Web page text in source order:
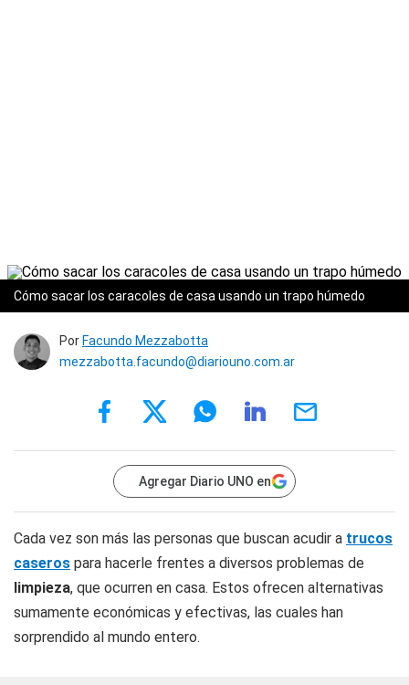
Cómo sacar los caracoles de casa usando un trapo húmedo
Por Facundo Mezzabotta
mezzabotta.facundo@diariouno.com.ar
Agregar Diario UNO en
Cada vez son más las personas que buscan acudir a trucos
caseros para hacerle frentes a diversos problemas de
limpieza, que ocurren en casa. Estos ofrecen alternativas
sumamente económicas y efectivas, las cuales han
sorprendido al mundo entero.